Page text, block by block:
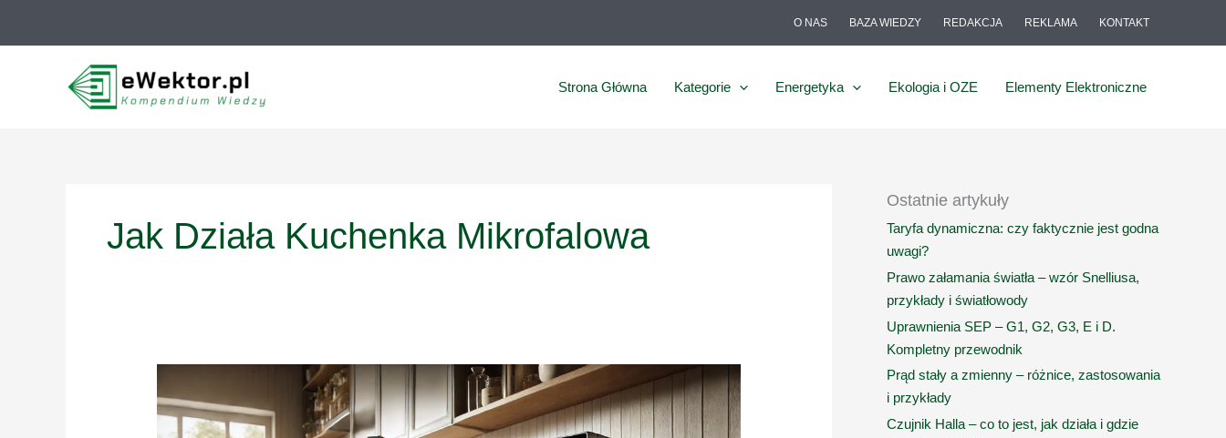
O NAS BAZA WIEDZY REDAKCJA REKLAMA KONTAKT
Strona Główna Kategorie Energetyka Ekologia i OZE Elementy Elektroniczne
Jak Działa Kuchenka Mikrofalowa
Ostatnie artykuły
Taryfa dynamiczna: czy faktycznie jest godna
uwagi?
Prawo załamania światła – wzór Snelliusa,
przykłady i światłowody
Uprawnienia SEP – G1, G2, G3, E i D.
Kompletny przewodnik
Prąd stały a zmienny – różnice, zastosowania
i przykłady
Czujnik Halla – co to jest, jak działa i gdzie